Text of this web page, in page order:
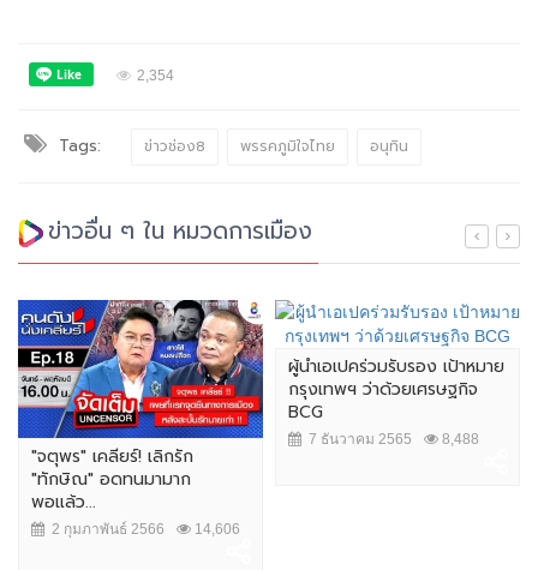
2,354
Tags: ข่าวช่อง8 พรรคภูมิใจไทย อนุทิน
ข่าวอื่น ๆ ใน หมวดการเมือง
"จตุพร" เคลียร์! เลิกรัก
"ทักษิณ" อดทนมามาก
พอแล้ว...
2 กุมภาพันธ์ 2566 14,606
ผู้นำเอเปคร่วมรับรอง เป้าหมาย
กรุงเทพฯ ว่าด้วยเศรษฐกิจ
BCG
7 ธันวาคม 2565 8,488